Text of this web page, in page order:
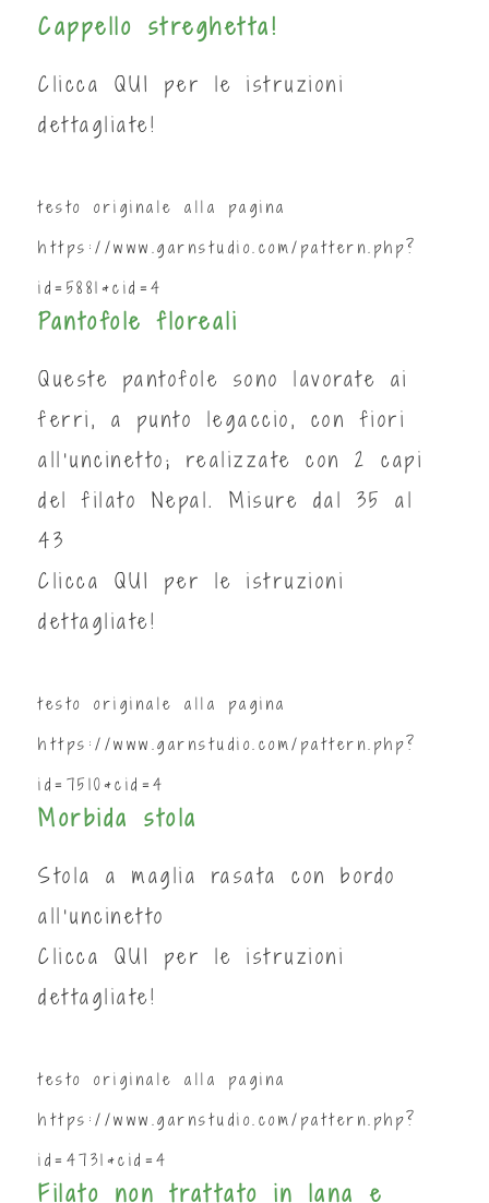
Cappello streghetta!
Clicca QUI
per le istruzioni
dettagliate!
testo originale alla pagina
https://www.garnstudio.com/pattern.php?
id=5881&cid=4
Pantofole floreali
Queste pantofole sono lavorate ai
ferri, a punto legaccio, con fiori
all’uncinetto; realizzate con 2 capi
del filato Nepal. Misure dal 35 al
43
Clicca QUI
per le istruzioni
dettagliate!
testo originale alla pagina
https://www.garnstudio.com/pattern.php?
id=7510&cid=4
Morbida stola
Stola a maglia rasata con bordo
all’uncinetto
Clicca QUI
per le istruzioni
dettagliate!
testo originale alla pagina
https://www.garnstudio.com/pattern.php?
id=4731&cid=4
Filato non trattato in lana e